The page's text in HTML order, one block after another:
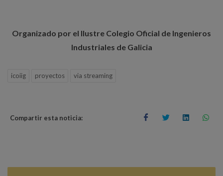
Organizado por el Ilustre Colegio Oficial de Ingenieros
Industriales de Galicia
icoiig proyectos via streaming
Compartir esta noticia: